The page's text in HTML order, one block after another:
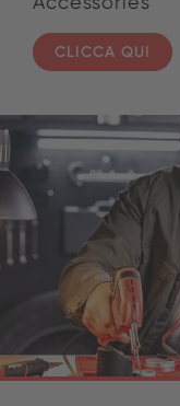
CLICCA QUI